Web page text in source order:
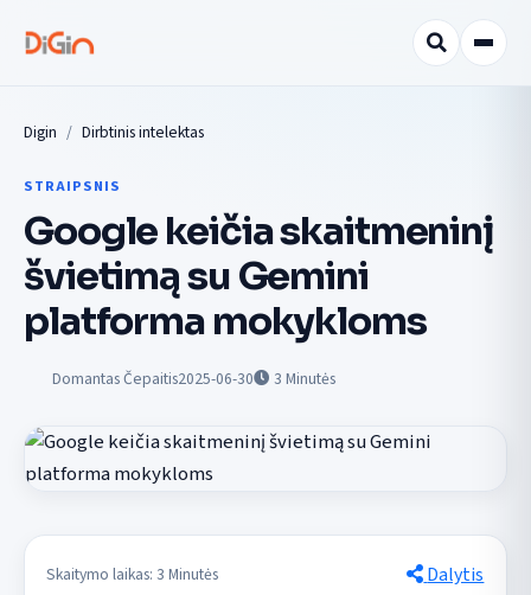
Digin Dirbtinis intelektas
STRAIPSNIS
Google keičia skaitmeninį
švietimą su Gemini
platforma mokykloms
Domantas Čepaitis2025-06-30 3 Minutės
Skaitymo laikas: 3 Minutės Dalytis